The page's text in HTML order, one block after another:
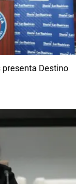
presenta Destino